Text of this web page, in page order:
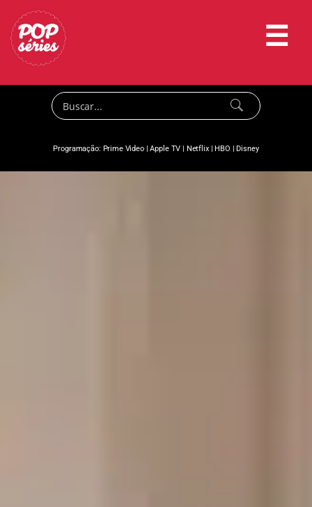
☰
Programação: Prime Video|Apple TV | Netflix|HBO |Disney